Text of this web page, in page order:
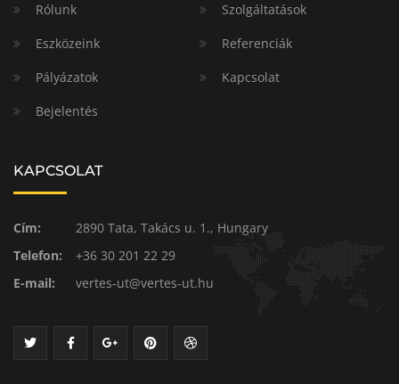
Rólunk
Szolgáltatások
Eszközeink
Referenciák
Pályázatok
Kapcsolat
Bejelentés
KAPCSOLAT
Cím:
2890 Tata, Takács u. 1., Hungary
Telefon:
+36 30 201 22 29
E-mail:
vertes-ut@vertes-ut.hu